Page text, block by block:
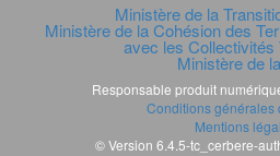
Ministère de la
Ministère de la Cohésion des
avec les Collectivités
Ministère de
Responsable produit
Conditions générales
Mentions
© Version 6.4.5-tc_cerbere-